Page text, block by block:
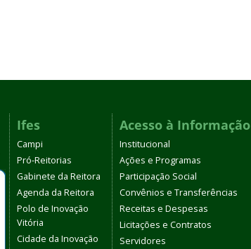
Ifes
Campi
Pró-Reitorias
Gabinete da Reitora
Agenda da Reitora
Polo de Inovação
Vitória
Cidade da Inovação
Acesso à Informação
Institucional
Ações e Programas
Participação Social
Convênios e Transferências
Receitas e Despesas
Licitações e Contratos
Servidores